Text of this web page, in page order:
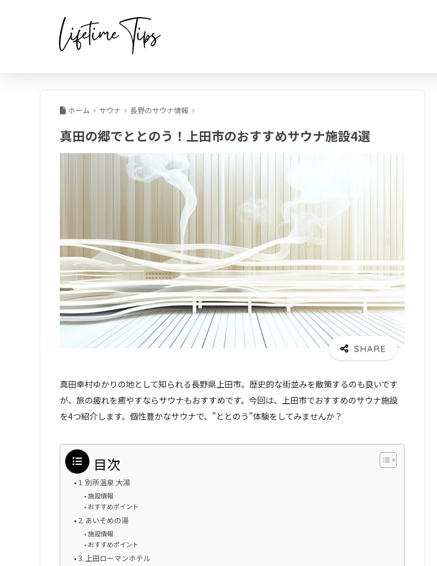
ホーム サウナ 長野のサウナ情報
真田の郷でととのう！上田市のおすすめサウナ施設4選
真田幸村ゆかりの地として知られる長野県上田市。歴史的な街並みを散策するのも良いです
が、旅の疲れを癒やすならサウナもおすすめです。今回は、上田市でおすすめのサウナ施設
を4つ紹介します。個性豊かなサウナで、”ととのう”体験をしてみませんか？
目次
1. 別所温泉 大湯
施設情報
おすすめポイント
2. あいそめの湯
施設情報
おすすめポイント
3. 上田ローマンホテル